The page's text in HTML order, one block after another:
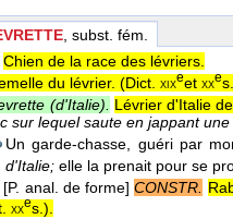
, subst. fém.
Chien de la race des lévriers.
du lévrier. (Dict. xixeet xxes.
(d'Italie). Lévrier d'Italie
sur lequel saute en jappant
Un garde-chasse, guéri par
d'Italie; elle la prenait pour se
[P. anal. de forme] CONSTR.
xxes.).